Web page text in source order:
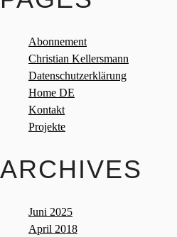
Abonnement
Christian Kellersmann
Datenschutzerklärung
Home DE
Kontakt
Projekte
ARCHIVES
Juni 2025
April 2018